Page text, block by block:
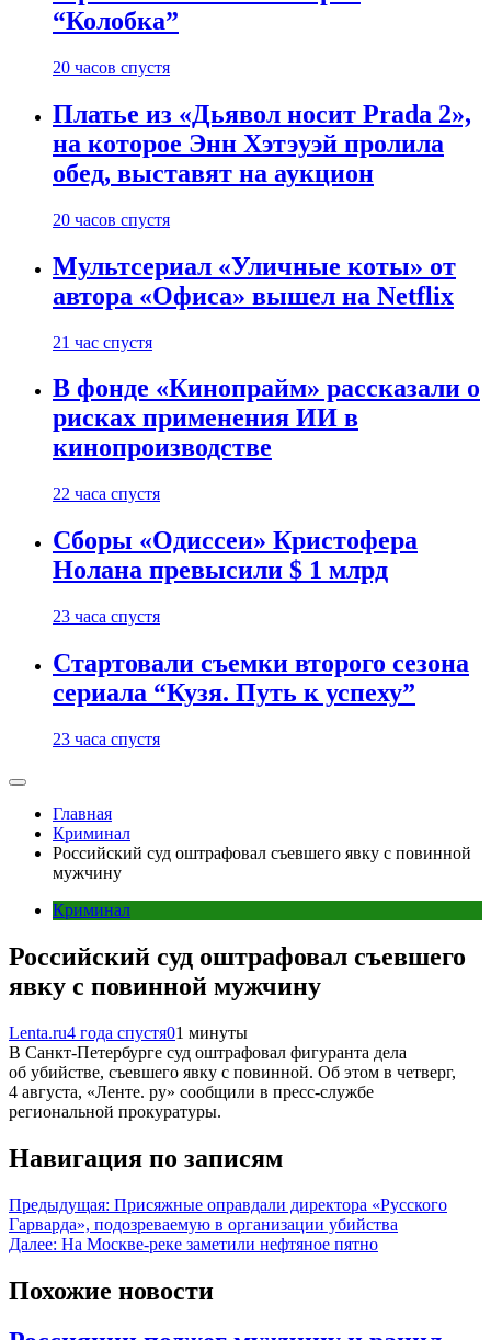
“Колобка”
20 часов спустя
Платье из «Дьявол носит Prada 2»,
на которое Энн Хэтэуэй пролила
обед, выставят на аукцион
20 часов спустя
Мультсериал «Уличные коты» от
автора «Офиса» вышел на Netflix
21 час спустя
В фонде «Кинопрайм» рассказали о
рисках применения ИИ в
кинопроизводстве
22 часа спустя
Сборы «Одиссеи» Кристофера
Нолана превысили $ 1 млрд
23 часа спустя
Стартовали съемки второго сезона
сериала “Кузя. Путь к успеху”
23 часа спустя
Главная
Криминал
Российский суд оштрафовал съевшего явку с повинной
мужчину
Криминал
Российский суд оштрафовал съевшего
явку с повинной мужчину
Lenta.ru4 года спустя01 минуты
В Санкт-Петербурге суд оштрафовал фигуранта дела
об убийстве, съевшего явку с повинной. Об этом в четверг,
4 августа, «Ленте. ру» сообщили в пресс-службе
региональной прокуратуры.
Навигация по записям
Предыдущая: Присяжные оправдали директора «Русского
Гарварда», подозреваемую в организации убийства
Далее: На Москве-реке заметили нефтяное пятно
Похожие новости